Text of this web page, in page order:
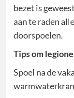
bezet is
aan te raden
doorspoelen.
Tips om
Spoel na de